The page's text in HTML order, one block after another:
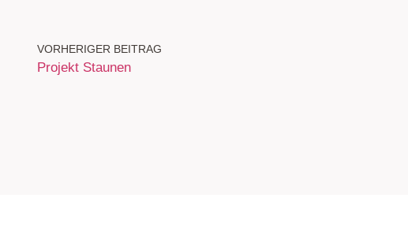
VORHERIGER BEITRAG
Projekt Staunen